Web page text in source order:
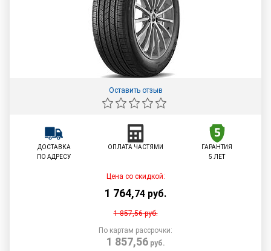
Оставить отзыв
ДОСТАВКА
ПО АДРЕСУ
ОПЛАТА ЧАСТЯМИ
ГАРАНТИЯ
5 ЛЕТ
Цена со скидкой:
1 764,74 руб.
1 857,56руб.
По картам рассрочки:
1 857,56руб.